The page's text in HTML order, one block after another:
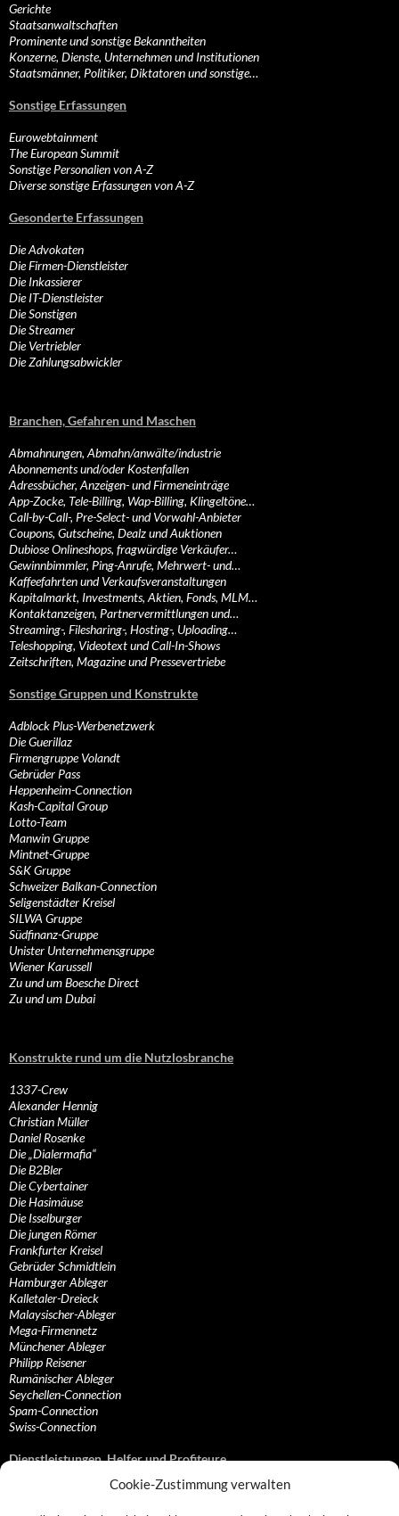
Cookie-Zustimmung verwalten
Gerichte
Staatsanwaltschaften
Prominente und sonstige Bekanntheiten
Konzerne, Dienste, Unternehmen und Institutionen
Staatsmänner, Politiker, Diktatoren und sonstige…
Sonstige Erfassungen
Eurowebtainment
The European Summit
Sonstige Personalien von A-Z
Diverse sonstige Erfassungen von A-Z
Gesonderte Erfassungen
Die Advokaten
Die Firmen-Dienstleister
Die Inkassierer
Die IT-Dienstleister
Die Sonstigen
Die Streamer
Die Vertriebler
Die Zahlungsabwickler
Branchen, Gefahren und Maschen
Abmahnungen, Abmahn/anwälte/industrie
Abonnements und/oder Kostenfallen
Adressbücher, Anzeigen- und Firmeneinträge
App-Zocke, Tele-Billing, Wap-Billing, Klingeltöne…
Call-by-Call-, Pre-Select- und Vorwahl-Anbieter
Coupons, Gutscheine, Dealz und Auktionen
Dubiose Onlineshops, fragwürdige Verkäufer…
Gewinnbimmler, Ping-Anrufe, Mehrwert- und…
Kaffeefahrten und Verkaufsveranstaltungen
Kapitalmarkt, Investments, Aktien, Fonds, MLM…
Kontaktanzeigen, Partnervermittlungen und…
Streaming-, Filesharing-, Hosting-, Uploading…
Teleshopping, Videotext und Call-In-Shows
Zeitschriften, Magazine und Pressevertriebe
Sonstige Gruppen und Konstrukte
Adblock Plus-Werbenetzwerk
Die Guerillaz
Firmengruppe Volandt
Gebrüder Pass
Heppenheim-Connection
Kash-Capital Group
Lotto-Team
Manwin Gruppe
Mintnet-Gruppe
S&K Gruppe
Schweizer Balkan-Connection
Seligenstädter Kreisel
SILWA Gruppe
Südfinanz-Gruppe
Unister Unternehmensgruppe
Wiener Karussell
Zu und um Boesche Direct
Zu und um Dubai
Konstrukte rund um die Nutzlosbranche
1337-Crew
Alexander Hennig
Christian Müller
Daniel Rosenke
Die „Dialermafia“
Die B2Bler
Die Cybertainer
Die Hasimäuse
Die Isselburger
Die jungen Römer
Frankfurter Kreisel
Gebrüder Schmidtlein
Hamburger Ableger
Kalletaler-Dreieck
Malaysischer-Ableger
Mega-Firmennetz
Münchener Ableger
Philipp Reisener
Rumänischer Ableger
Seychellen-Connection
Spam-Connection
Swiss-Connection
Dienstleistungen, Helfer und Profiteure
Anonymisierungsdienste, VPN- und Web-Proxy…